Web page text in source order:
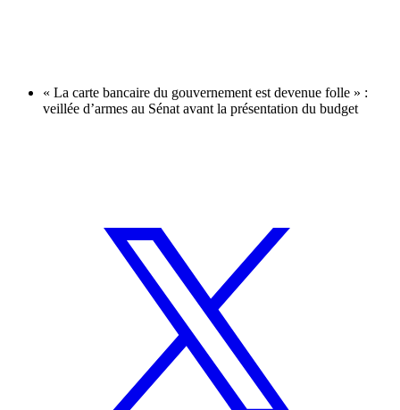
« La carte bancaire du gouvernement est devenue folle » :
veillée d’armes au Sénat avant la présentation du budget